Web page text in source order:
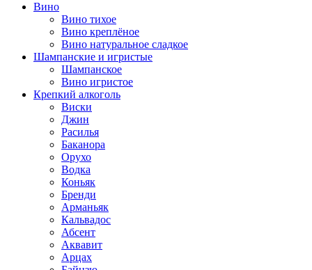
Вино
Вино тихое
Вино креплёное
Вино натуральное сладкое
Шампанские и игристые
Шампанское
Вино игристое
Крепкий алкоголь
Виски
Джин
Расилья
Баканора
Орухо
Водка
Коньяк
Бренди
Арманьяк
Кальвадос
Абсент
Аквавит
Арцах